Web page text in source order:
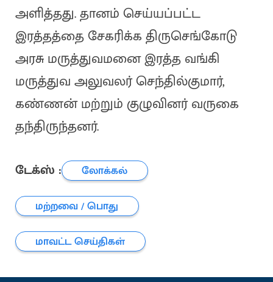
அளித்தது. தானம் செய்யப்பட்ட
இரத்தத்தை சேகரிக்க திருசெங்கோடு
அரசு மருத்துவமனை இரத்த வங்கி
மருத்துவ அலுவலர் செந்தில்குமார்,
கண்ணன் மற்றும் குழுவினர் வருகை
தந்திருந்தனர்.
டேக்ஸ் :
லோக்கல்
மற்றவை / பொது
மாவட்ட செய்திகள்